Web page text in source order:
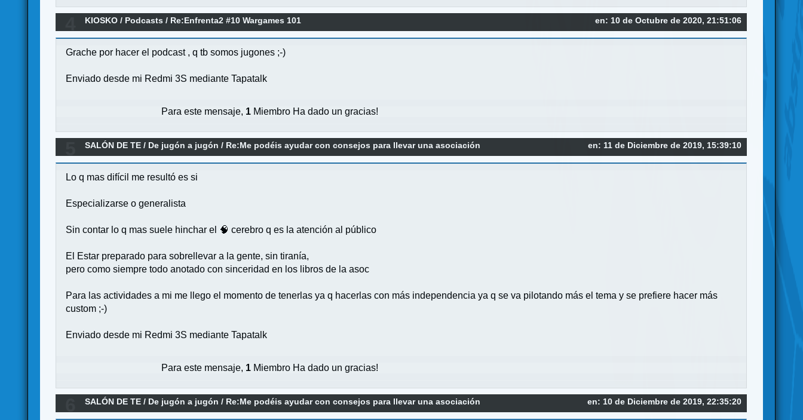
en: 10 de Octubre de 2020, 21:51:06
KIOSKO / Podcasts / Re:Enfrenta2 #10 Wargames 101
Grache por hacer el podcast , q tb somos jugones ;-)
Enviado desde mi Redmi 3S mediante Tapatalk
Para este mensaje, 1 Miembro Ha dado un gracias!
en: 11 de Diciembre de 2019, 15:39:10
SALÓN DE TE / De jugón a jugón / Re:Me podéis ayudar con consejos para llevar una asociación
Lo q mas difícil me resultó es si
Especializarse o generalista
Sin contar lo q mas suele hinchar el 🧠 cerebro q es la atención al público
El Estar preparado para sobrellevar a la gente, sin tiranía,
pero como siempre todo anotado con sinceridad en los libros de la asoc
Para las actividades a mi me llego el momento de tenerlas ya q hacerlas con más independencia ya q se va pilotando más el tema y se prefiere hacer más
custom ;-)
Enviado desde mi Redmi 3S mediante Tapatalk
Para este mensaje, 1 Miembro Ha dado un gracias!
en: 10 de Diciembre de 2019, 22:35:20
SALÓN DE TE / De jugón a jugón / Re:Me podéis ayudar con consejos para llevar una asociación